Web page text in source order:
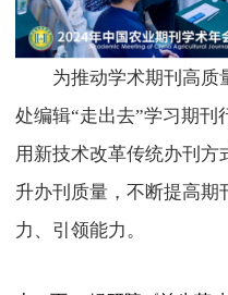
为推动学术期刊高质
处编辑“走出去”学习期刊
用新技术改革传统办刊方
升办刊质量，不断提高期
力、引领能力。